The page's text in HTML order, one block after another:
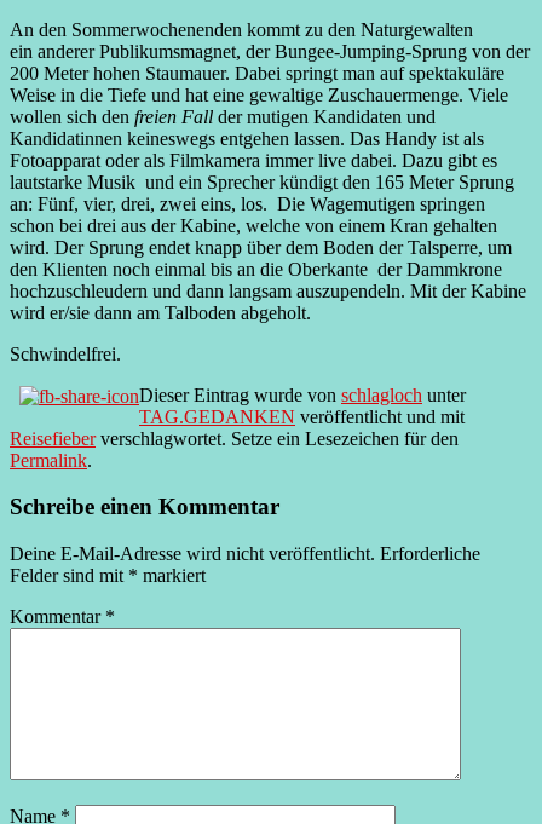
An den Sommerwochenenden kommt zu den Naturgewalten
ein anderer Publikumsmagnet, der Bungee-Jumping-Sprung von der
200 Meter hohen Staumauer. Dabei springt man auf spektakuläre
Weise in die Tiefe und hat eine gewaltige Zuschauermenge. Viele
wollen sich den freien Fall der mutigen Kandidaten und
Kandidatinnen keineswegs entgehen lassen. Das Handy ist als
Fotoapparat oder als Filmkamera immer live dabei. Dazu gibt es
lautstarke Musik und ein Sprecher kündigt den 165 Meter Sprung
an: Fünf, vier, drei, zwei eins, los. Die Wagemutigen springen
schon bei drei aus der Kabine, welche von einem Kran gehalten
wird. Der Sprung endet knapp über dem Boden der Talsperre, um
den Klienten noch einmal bis an die Oberkante der Dammkrone
hochzuschleudern und dann langsam auszupendeln. Mit der Kabine
wird er/sie dann am Talboden abgeholt.
Schwindelfrei.
Dieser Eintrag wurde von schlagloch unter
TAG.GEDANKEN veröffentlicht und mit
Reisefieberverschlagwortet. Setze ein Lesezeichen für den
Permalink.
Schreibe einen Kommentar
Deine E-Mail-Adresse wird nicht veröffentlicht. Erforderliche
Felder sind mit * markiert
Kommentar *
Name *